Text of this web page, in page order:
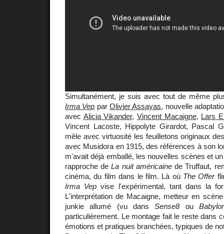
Simultanément, je suis avec tout de même
Irma Vep parOlivier Assayas, nouvelle
avec Alicia Vikander, Vincent Macaigne, Lars
Vincent Lacoste, Hippolyte Girardot, Pascal
mêle avec virtuosité les feuilletons originaux
avec Musidora en 1915, des références à son
m'avait déjà emballé, les nouvelles scènes et
rapproche deLa nuit américainede Truffaut,
cinéma, du film dans le film. Là où The Offer
Irma Vep vise l'expérimental, tant dans la
L'interprétation de Macaigne, metteur en
junkie allumé (vu dansSense8ou
particulièrement. Le montage fait le reste dans
émotions et pratiques branchées, typiques de